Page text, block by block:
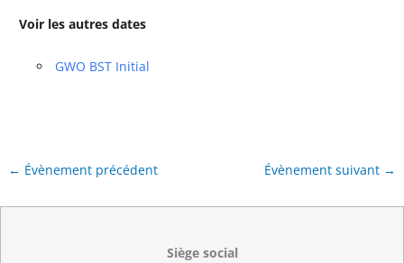
Voir les autres dates
GWO BST Initial
← Évènement précédent Évènement suivant →
Siège social